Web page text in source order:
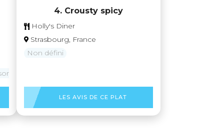
4. Crousty spicy
Holly's Diner
Strasbourg, France
Non défini
LES AVIS DE CE PLAT